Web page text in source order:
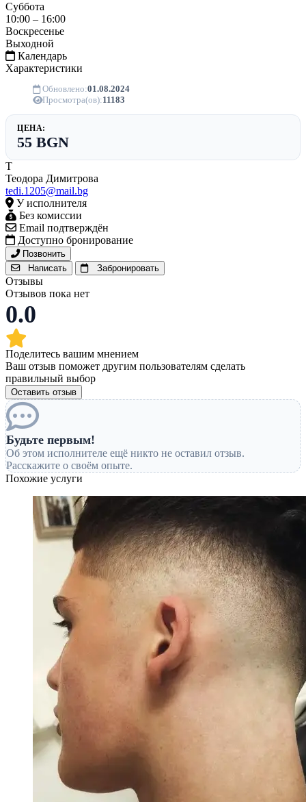
Суббота
10:00 – 16:00
Воскресенье
Выходной
Календарь
Характеристики
Обновлено:01.08.2024
Просмотра(ов):11183
ЦЕНА:
55 BGN
Т
Теодора Димитрова
tedi.1205@mail.bg
У исполнителя
Без комиссии
Email подтверждён
Доступно бронирование
Позвонить
Написать
Забронировать
Отзывы
Отзывов пока нет
0.0
Поделитесь вашим мнением
Ваш отзыв поможет другим пользователям сделать
правильный выбор
Оставить отзыв
Будьте первым!
Об этом исполнителе ещё никто не оставил отзыв.
Расскажите о своём опыте.
Похожие услуги